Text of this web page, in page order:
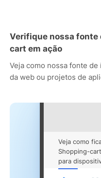
Verifique nossa fonte
cart em ação
Veja como nossa fonte
da web ou projetos de
Veja como
Shopping-
para